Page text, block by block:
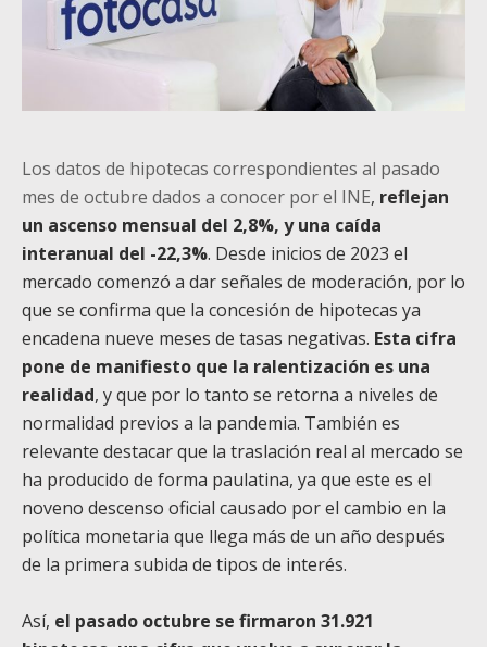
Los datos de hipotecas correspondientes al pasado
mes de octubre dados a conocer por el INE, reflejan
un ascenso mensual del 2,8%, y una caída
interanual del -22,3%. Desde inicios de 2023 el
mercado comenzó a dar señales de moderación, por lo
que se confirma que la concesión de hipotecas ya
encadena nueve meses de tasas negativas. Esta cifra
pone de manifiesto que la ralentización es una
realidad, y que por lo tanto se retorna a niveles de
normalidad previos a la pandemia. También es
relevante destacar que la traslación real al mercado se
ha producido de forma paulatina, ya que este es el
noveno descenso oficial causado por el cambio en la
política monetaria que llega más de un año después
de la primera subida de tipos de interés.
Así, el pasado octubre se firmaron 31.921